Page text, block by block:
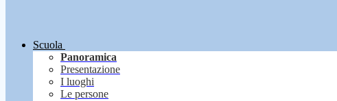
Scuola
Panoramica
Presentazione
I luoghi
Le persone